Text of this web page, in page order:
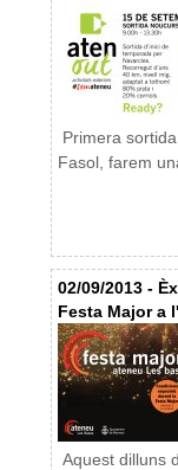
Primera
Fasol, farem
02/09/2013 -
Festa Major a
Aquest dilluns